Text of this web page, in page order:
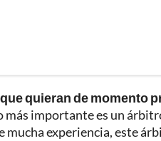
quieran de momento
importante es un
mucha experiencia, este